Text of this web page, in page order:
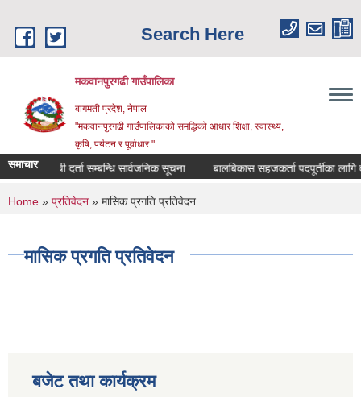
Search Here
मकवानपुरगढी गाउँपालिका
बागमती प्रदेश, नेपाल
"मकवानपुरगढी गाउँपालिकाको समद्धिको आधार शिक्षा, स्‍वास्‍थ्‍य,
कृषि, पर्यटन र पूर्वाधार "
समाचार
सूची दर्ता सम्बन्धि सार्वजनिक सूचना बालबिकास सहजकर्ता पदपूर्तीका लागि
You are here
Home » प्रतिवेदन » मासिक प्रगति प्रतिवेदन
मासिक प्रगति प्रतिवेदन
बजेट तथा कार्यक्रम